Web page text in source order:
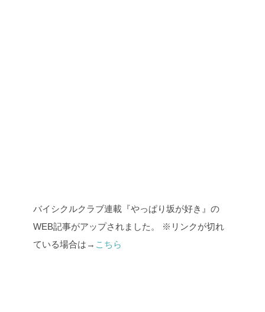
バイシクルクラブ連載『やっぱり坂が好き』の
WEB記事がアップされました。
※リンクが切れ
ている場合は→ こちら